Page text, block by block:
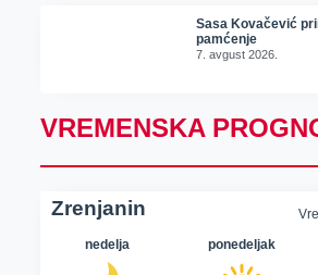
Sasa Kovačević
pamćenje
7. avgust 2026.
VREMENSKA